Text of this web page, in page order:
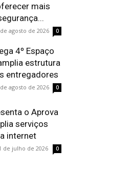
mais
agosto de 2026 0
4º Espaço
estrutura
entregadores
agosto de 2026 0
o Aprova
serviços
internet
de julho de 2026 0